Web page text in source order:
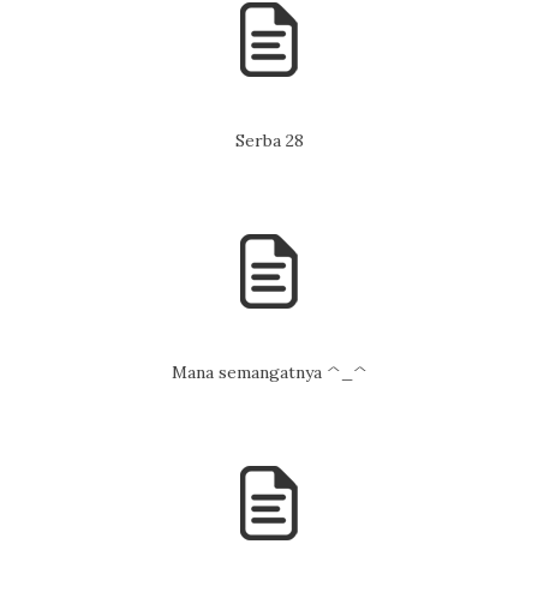
Serba 28
Mana semangatnya ^_^